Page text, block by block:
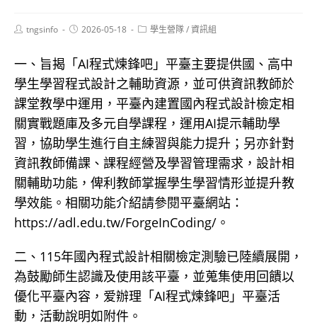
Posttngsinfo
Post2026-05-18
Post學生營隊/資訊組
一、旨揭「AI程式煉鋒吧」平臺主要提供國、高中
學生學習程式設計之輔助資源，並可供資訊教師於
課堂教學中運用，平臺內建置國內程式設計檢定相
關實戰題庫及多元自學課程，運用AI提示輔助學
習，協助學生進行自主練習與能力提升；另亦針對
資訊教師備課、課程經營及學習管理需求，設計相
關輔助功能，俾利教師掌握學生學習情形並提升教
學效能。相關功能介紹請參閱平臺網站：
https://adl.edu.tw/ForgeInCoding/。
二、115年國內程式設計相關檢定測驗已陸續展開，
為鼓勵師生認識及使用該平臺，並蒐集使用回饋以
優化平臺內容，爱辦理「AI程式煉鋒吧」平臺活
動，活動說明如附件。